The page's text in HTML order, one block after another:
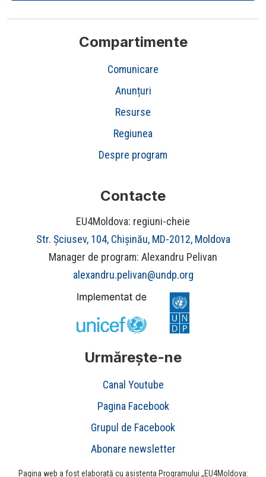
Compartimente
Comunicare
Anunțuri
Resurse
Regiunea
Despre program
Urmărește-ne
Canal Youtube
Pagina Facebook
Grupul de Facebook
Abonare newsletter
Pagina web a fost elaborată cu asistența Programului „EU4Moldova:
Contacte
EU4Moldova: regiuni-cheie
Str. Șciusev, 104, Chișinău, MD-2012, Moldova
Manager de program: Alexandru Pelivan
alexandru.pelivan@undp.org